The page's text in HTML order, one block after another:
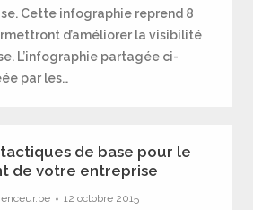
Cette infographie reprend 8
d’améliorer la visibilité
L’infographie partagée ci-
par les…
de base pour le
de votre entreprise
12 octobre 2015